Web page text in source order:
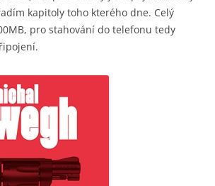
kapitoly toho kterého dne. Celý
pro stahování do telefonu tedy